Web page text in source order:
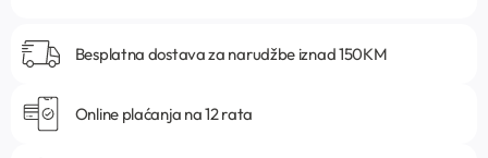
Besplatna dostava za narudžbe iznad 150KM
Online plaćanja na 12 rata